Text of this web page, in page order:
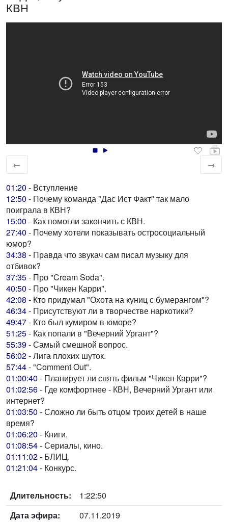
КВН
←
→
01:20 - Вступление
12:50 - Почему команда "Дас Ист Факт" так мало
поиграла в КВН?
15:00 - Как помогли закончить с КВН.
27:40 - Почему хотели показывать остросоциальный
юмор?
34:38 - Правда что звукач сам писал музыку для
отбивок?
37:35- Про "Cream Soda".
40:50 - Про "Чикен Карри".
42:08 - Кто придумал "Охота на куниц с бумерангом"?
46:34- Присутствуют ли в творчестве наркотики?
49:47- Кто был кумиром в юморе?
51:25- Как попали в "Вечерний Ургант"?
55:39- Самый смешной вопрос.
56:02- Лига плохих шуток.
57:44- "Comment Out".
01:00:40 - Планирует ли снять фильм "Чикен Карри"?
01:02:56- Где комфортнее - КВН, Вечерний Ургант или
интернет?
01:03:50 - Сложно ли быть отцом троих детей в наше
время?
01:06:20 - Книги.
01:08:54- Сериалы, кино.
01:11:02- БЛИЦ.
01:21:04- Конкурс.
Длительность:
1:22:50
Дата эфира:
07.11.2019